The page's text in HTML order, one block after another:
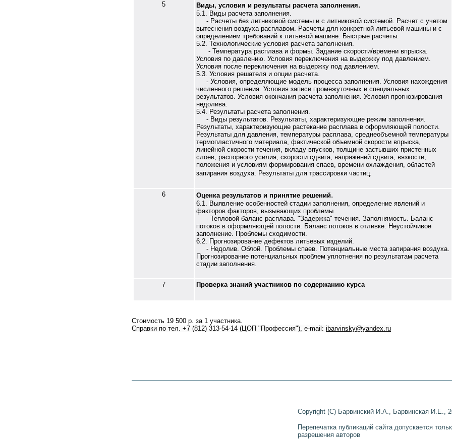
5 Виды, условия и результаты расчета заполнения.
5.1. Виды расчета заполнения.
- Расчеты без литниковой системы и с литниковой системой. Расчет с учетом
вытеснения воздуха расплавом. Расчеты для конкретной литьевой машины и с
определением требований к литьевой машине. Быстрые расчеты.
5.2. Технологические условия расчета заполнения.
- Температура расплава и формы. Задание скорости/времени впрыска.
Условия по давлению. Условия переключения на выдержку под давлением.
Условия после переключения на выдержку под давлением.
5.3. Условия решателя и опции расчета.
- Условия, определяющие модель процесса заполнения. Условия нахождения
численного решения. Условия записи промежуточных и специальных
результатов. Условия окончания расчета заполнения. Условия прогнозирования
недолива.
5.4. Результаты расчета заполнения.
- Виды результатов. Результаты, характеризующие режим заполнения.
Результаты, характеризующие растекание расплава в оформляющей полости.
Результаты для давления, температуры расплава, среднеобъемной температуры
термопластичного материала, фактической объемной скорости впрыска,
линейной скорости течения, вкладу впусков, толщине застывших пристенных
слоев, распорного усилия, скорости сдвига, напряжений сдвига, вязкости,
положения и условиям формирования спаев, времени охлаждения, областей
запирания воздуха. Результаты для трассировки частиц.
6 Оценка результатов и принятие решений.
6.1. Выявление особенностей стадии заполнения, определение явлений и
факторов факторов, вызывающих проблемы
- Тепловой баланс расплава. "Задержка" течения. Заполнямость. Баланс
потоков в оформляющей полости. Баланс потоков в отливке. Неустойчивое
заполнение. Проблемы сходимости.
6.2. Прогнозирование дефектов литьевых изделий.
- Недолив. Облой. Проблемы спаев. Потенциальные места запирания воздуха.
Прогнозирование потенциальных проблем уплотнения по результатам расчета
стадии заполнения.
7 Проверка знаний участников по содержанию курса
Стоимость 19 500 р. за 1 участника.
Справки по тел. +7 (812) 313-54-14 (ЦОП "Профессия"), e-mail: ibarvinsky@yandex.ru
Copyright (C) Барвинский И.А., Барвинская И.Е.,
Перепечатка публикаций сайта допускается
разрешения авторов